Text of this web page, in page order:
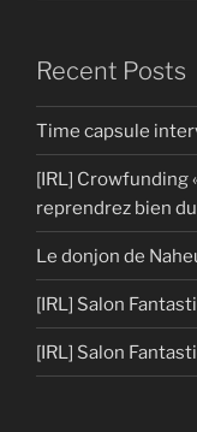
Recent Posts
Time capsule
[IRL] Crowfunding
reprendrez bien
Le donjon de
[IRL] Salon
[IRL] Salon